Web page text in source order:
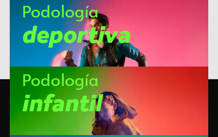
Podología
deportiva
Podología
infantil